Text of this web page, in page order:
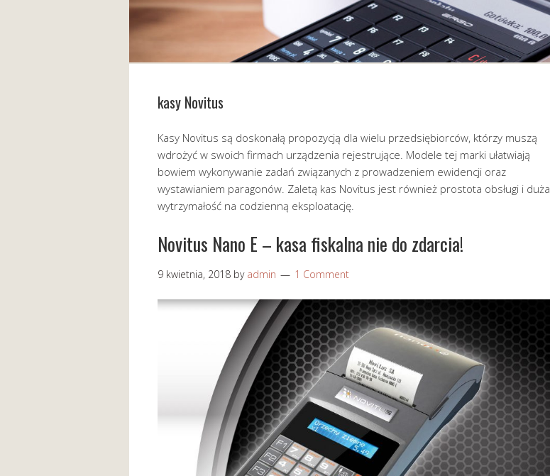
kasy Novitus
Kasy Novitus są doskonałą propozycją dla wielu przedsiębiorców, którzy muszą
wdrożyć w swoich firmach urządzenia rejestrujące. Modele tej marki ułatwiają
bowiem wykonywanie zadań związanych z prowadzeniem ewidencji oraz
wystawianiem paragonów. Zaletą kas Novitus jest również prostota obsługi i duża
wytrzymałość na codzienną eksploatację.
Novitus Nano E – kasa fiskalna nie do zdarcia!
9 kwietnia, 2018 by admin 1 Comment